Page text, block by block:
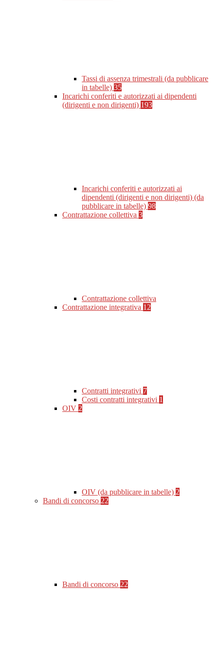
Tassi di assenza trimestrali (da pubblicare
in tabelle) 35
Incarichi conferiti e autorizzati ai dipendenti
(dirigenti e non dirigenti) 193
Incarichi conferiti e autorizzati ai
dipendenti (dirigenti e non dirigenti) (da
pubblicare in tabelle) 98
Contrattazione collettiva 3
Contrattazione collettiva
Contrattazione integrativa 12
Contratti integrativi 7
Costi contratti integrativi 1
OIV 2
OIV (da pubblicare in tabelle) 2
Bandi di concorso 22
Bandi di concorso 22